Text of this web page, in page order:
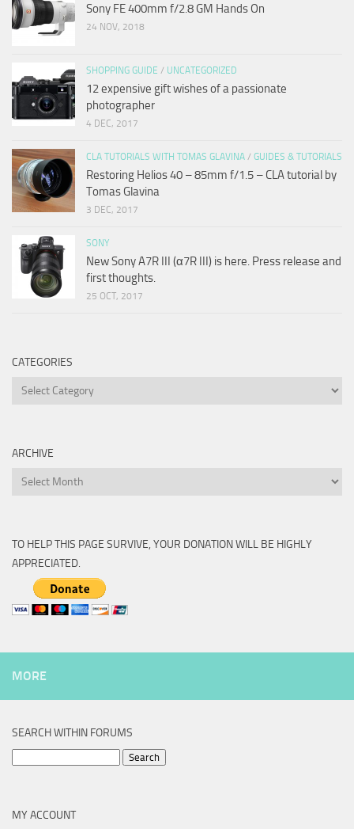
Sony FE 400mm f/2.8 GM Hands On
24 NOV, 2018
SHOPPING GUIDE / UNCATEGORIZED
12 expensive gift wishes of a passionate
photographer
4 DEC, 2017
CLA TUTORIALS WITH TOMAS GLAVINA / GUIDES & TUTORIALS
Restoring Helios 40 – 85mm f/1.5 – CLA tutorial by
Tomas Glavina
3 DEC, 2017
SONY
New Sony A7R III (α7R III) is here. Press release and
first thoughts.
25 OCT, 2017
CATEGORIES
Categories
ARCHIVE
Archive
TO HELP THIS PAGE SURVIVE, YOUR DONATION WILL BE HIGHLY
APPRECIATED.
MORE
SEARCH WITHIN FORUMS
MY ACCOUNT